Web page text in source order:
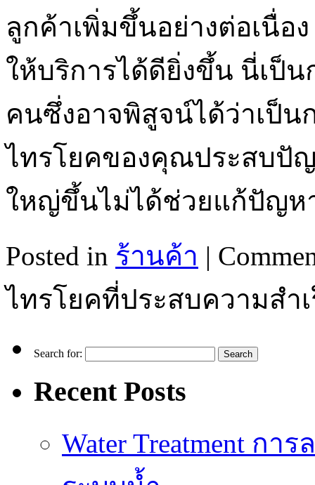
ลูกค้าเพิ่มขึ้นอย่างต่อเนื่อ
ให้บริการได้ดียิ่งขึ้น นี่เป็
คนซึ่งอาจพิสูจน์ได้ว่าเป็น
ไทรโยคของคุณประสบปั
ใหญ่ขึ้นไม่ได้ช่วยแก้ปัญ
Posted in ร้านค้า |
ไทรโยคที่ประสบความสำเ
Search for:
Recent Posts
Water Treatment ก